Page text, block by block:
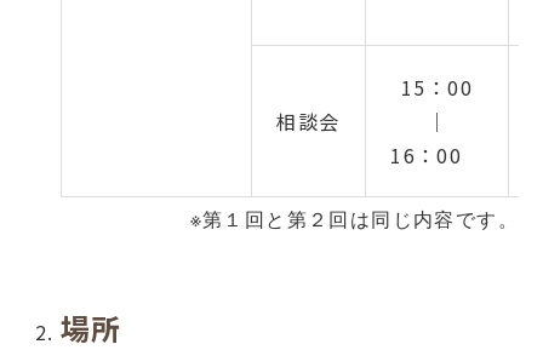
相談会
15：00
｜
16：00
※第１回と第２回は同じ内容です。
場所